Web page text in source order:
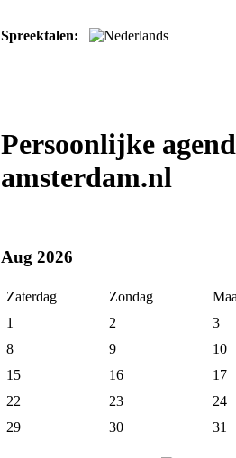
Spreektalen:
Persoonlijke
amsterdam.nl
Aug 2026
Zaterdag Zondag
1
2
3
8
9
10
15
16
17
22
23
24
29
30 31